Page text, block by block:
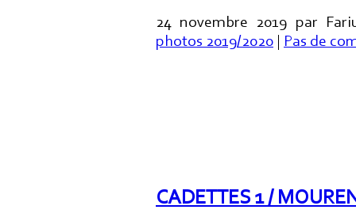
24 novembre 2019 par
photos 2019/2020 | Pas de
CADETTES 1 /